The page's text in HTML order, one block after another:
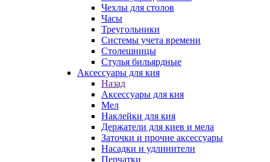
Чехлы для столов
Часы
Треугольники
Системы учета времени
Столешницы
Стулья бильярдные
Аксессуары для кия
Назад
Аксессуары для кия
Мел
Наклейки для кия
Держатели для киев и мела
Заточки и прочие аксессуары
Насадки и удлинители
Перчатки